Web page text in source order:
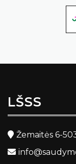
LŠSS
Žemaitės 6-